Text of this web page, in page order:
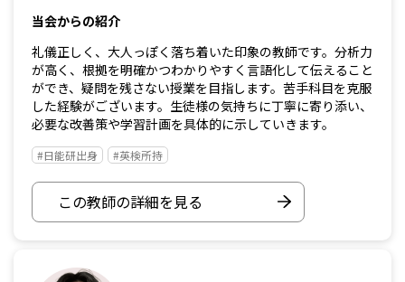
当会からの紹介
礼儀正しく、大人っぽく落ち着いた印象の教師です。分析力
が高く、根拠を明確かつわかりやすく言語化して伝えること
ができ、疑問を残さない授業を目指します。苦手科目を克服
した経験がございます。生徒様の気持ちに丁寧に寄り添い、
必要な改善策や学習計画を具体的に示していきます。
#日能研出身 #英検所持
この教師の詳細を見る